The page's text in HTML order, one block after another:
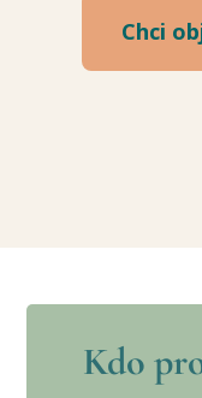
Chci
Kdo